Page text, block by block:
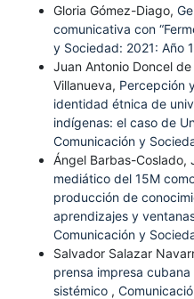
Gloria Gómez-Diago,
comunicativa con
y Sociedad: 2021: Año
Juan Antonio Doncel
Villanueva, Percepción
identidad étnica de
indígenas: el caso de
Comunicación y
Ángel Barbas-Coslado,
mediático del 15M
producción de
aprendizajes y
Comunicación y
Salvador Salazar
prensa impresa
sistémico ,